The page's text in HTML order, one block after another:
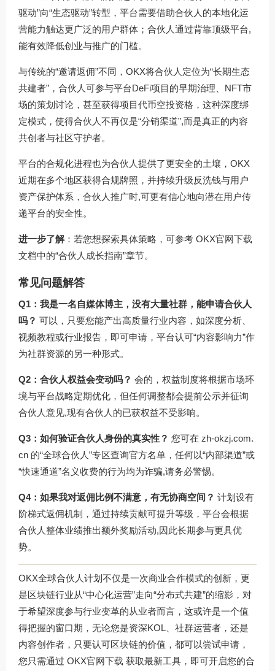
驱动”向“生态驱动”转型，平台需要借助合伙人的本地化运
营能力触达更广泛的用户群体；合伙人通过背靠顶级平台,
能有效降低创业与推广的门槛。
与传统的“邀请返佣”不同，OKX将合伙人定位为“长期生态
共建者”，合伙人可参与平台DeFi项目的早期治理、NFT市
场的策划讨论，甚至获得项目代币空投资格，这种深度绑
定模式，使得合伙人不再仅是“分销渠道”,而是真正的内容
共创者与社区守护者。
平台的合规化进程也为合伙人提供了更安全的土壤，OKX
近期在多个地区获得合规牌照，并持续升级反洗钱与用户
资产保护体系，合伙人推广时,可更有信心地向潜在用户传
递平台的安全性。
进一步了解：若您想探索具体策略，可参考 OKX官网下载
文档中的“合伙人成长指南”章节。
常见问题解答
Q1：我是一名自媒体博主，没有大量社群，能申请合伙人
吗？ 可以，只要您能产出高质量行业内容，如深度分析、
视频教程或行业报告，即可申请，平台认可“内容影响力”作
为社群资源的另一种形式。
Q2：合伙人权益会变动吗？ 会的，权益制度将根据市场环
境与平台战略定期优化，但任何调整都会提前公示并征询
合伙人意见,现有合伙人的已获权益不受影响。
Q3：如何验证合伙人身份的真实性？ 您可在 zh-okzj.com.
cn 的“全球合伙人”专区查询官方名单，任何以“内部渠道”或
“快速通道”名义收费的行为均为诈骗,请务必警惕。
Q4：如果我对返佣比例不满意，有无协商空间？ 计划设有
阶梯式返佣机制，通过持续贡献可提升等级，平台会根据
合伙人整体业绩推出额外奖励活动,因此长期参与更具优
势。
OKX全球合伙人计划不仅是一次商业合作模式的创新，更
是区块链行业从“中心化运营”走向“分布式共建”的缩影，对
于希望深度参与行业变革的从业者而言，这或许是一个值
得把握的窗口期，无论您是资深KOL、社群运营者，还是
内容创作者，只要认可区块链的价值，都可以尝试申请，
您只需通过 OKX官网下载 获取最新工具，即可开启您的合